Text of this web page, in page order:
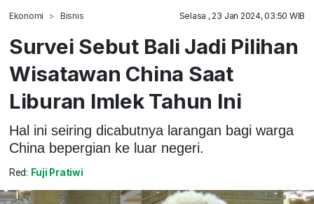
Ekonomi Bisnis Selasa , 23 Jan 2024, 03:50 WIB
Survei Sebut Bali Jadi Pilihan
Wisatawan China Saat
Liburan Imlek Tahun Ini
Hal ini seiring dicabutnya larangan bagi warga
China bepergian ke luar negeri.
Red: Fuji Pratiwi